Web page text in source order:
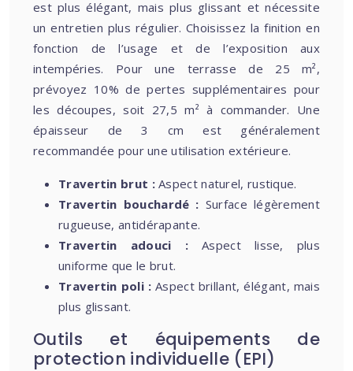
est plus élégant, mais plus glissant et nécessite
un entretien plus régulier. Choisissez la finition en
fonction de l’usage et de l’exposition aux
intempéries. Pour une terrasse de 25 m²,
prévoyez 10% de pertes supplémentaires pour
les découpes, soit 27,5 m² à commander. Une
épaisseur de 3 cm est généralement
recommandée pour une utilisation extérieure.
Travertin brut :Aspect naturel, rustique.
Travertin bouchardé : Surface légèrement
rugueuse, antidérapante.
Travertin adouci :Aspect lisse, plus
uniforme que le brut.
Travertin poli :Aspect brillant, élégant, mais
plus glissant.
Outils et équipements de
protection individuelle (EPI)